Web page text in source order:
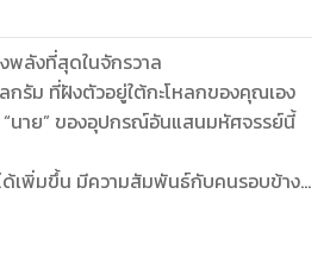
พลังที่สุดในจักรวาล
กรัม ที่ฝังตัวอยู่ใต้กะโหลกของคุณเอง
“นาย” ของอุปกรณ์อันแสนมหัศจรรย์นี้
ด้เพิ่มขึ้น มีความสัมพันธ์กับคนรอบข้าง